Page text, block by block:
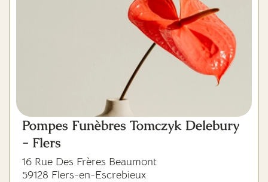
Pompes Funèbres Tomczyk Delebury
- Flers
16 Rue Des Frères Beaumont
59128 Flers-en-Escrebieux